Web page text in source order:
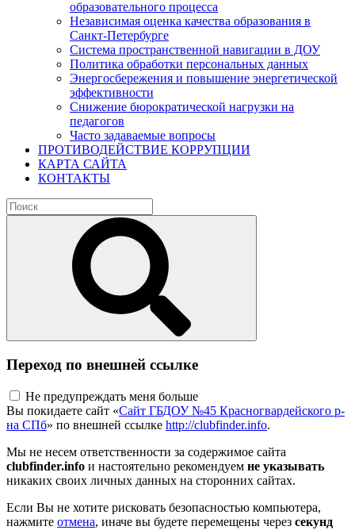
образовательного процесса
Независимая оценка качества образования в
Санкт-Петербурге
Система пространственной навигации в ДОУ
Политика обработки персональных данных
Энергосбережения и повышение энергетической
эффективности
Снижение бюрократической нагрузки на
педагогов
Часто задаваемые вопросы
ПРОТИВОДЕЙСТВИЕ КОРРУПЦИИ
КАРТА САЙТА
КОНТАКТЫ
Переход по внешней ссылке
Не предупреждать меня больше
Вы покидаете сайт «Сайт ГБДОУ №45 Красногвардейского р-
на СПб» по внешней ссылке http://clubfinder.info.
Мы не несем ответственности за содержимое сайта
clubfinder.info и настоятельно рекомендуем не указывать
никаких своих личных данных на сторонних сайтах.
Если Вы не хотите рисковать безопасностью компьютера,
нажмите отмена, иначе вы будете перемещены через секунд